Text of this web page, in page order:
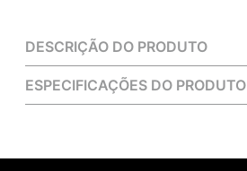
DESCRIÇÃO DO PRODUTO
ESPECIFICAÇÕES DO PRODUTO